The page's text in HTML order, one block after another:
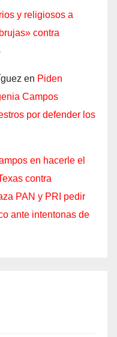
y religiosos a
contra
en Piden
Campos
por defender los
en hacerle el
contra
PAN y PRI pedir
ante intentonas de